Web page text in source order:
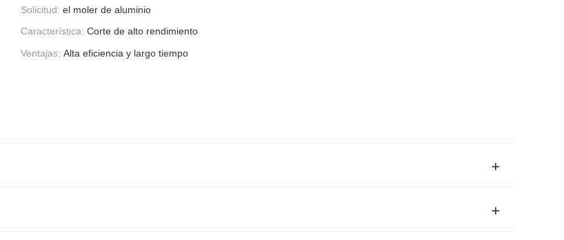
Solicitud: el moler de aluminio
Característica: Corte de alto rendimiento
Ventajas: Alta eficiencia y largo tiempo